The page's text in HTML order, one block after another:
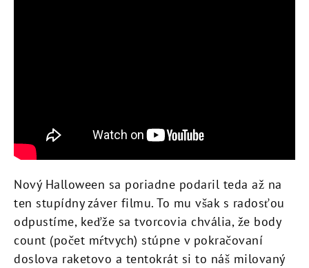
Nový Halloween sa poriadne podaril teda až na
ten stupídny záver filmu. To mu však s radosťou
odpustíme, keďže sa tvorcovia chvália, že body
count (počet mŕtvych) stúpne v pokračovaní
doslova raketovo a tentokrát si to náš milovaný